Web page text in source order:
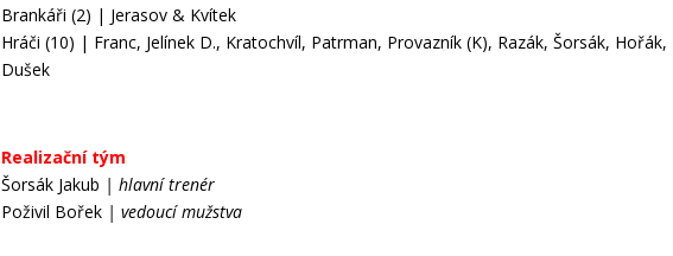
Brankáři (2) | Jerasov & Kvítek
Hráči (10) | Franc, Jelínek D., Kratochvíl, Patrman, Provazník (K), Razák, Šorsák,
Dušek
Realizační tým
Šorsák Jakub | hlavní trenér
Poživil Bořek | vedoucí mužstva